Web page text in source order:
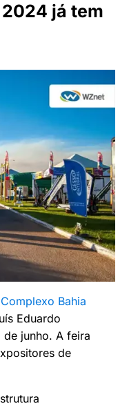
já tem
Complexo Bahia
Eduardo
de junho. A feira
de